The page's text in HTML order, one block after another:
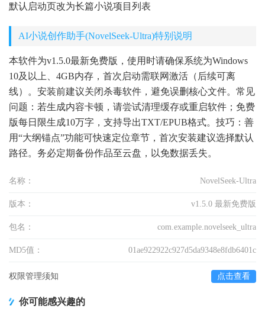
默认启动页改为长篇小说项目列表
AI小说创作助手(NovelSeek-Ultra)特别说明
本软件为v1.5.0最新免费版，使用时请确保系统为Windows
10及以上、4GB内存，首次启动需联网激活（后续可离
线）。安装前建议关闭杀毒软件，避免误删核心文件。常见
问题：若生成内容卡顿，请尝试清理缓存或重启软件；免费
版每日限生成10万字，支持导出TXT/EPUB格式。技巧：善
用“大纲锚点”功能可快速定位章节，首次安装建议选择默认
路径。务必定期备份作品至云盘，以免数据丢失。
名称： NovelSeek-Ultra
版本： v1.5.0 最新免费版
包名： com.example.novelseek_ultra
MD5值： 01ae922922c927d5da9348e8fdb6401c
权限管理须知 点击查看
你可能感兴趣的